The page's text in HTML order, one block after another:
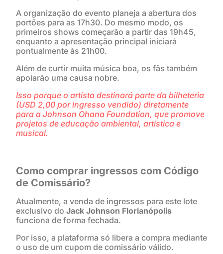
A organização do evento planeja a abertura dos
portões para as 17h30. Do mesmo modo, os
primeiros shows começarão a partir das 19h45,
enquanto a apresentação principal iniciará
pontualmente às 21h00.
Além de curtir muita música boa, os fãs também
apoiarão uma causa nobre.
Isso porque o artista destinará parte da bilheteria
(USD 2,00 por ingresso vendido) diretamente
para a Johnson Ohana Foundation, que promove
projetos de educação ambiental, artística e
musical.
Como comprar ingressos com Código
de Comissário?
Atualmente, a venda de ingressos para este lote
exclusivo do Jack Johnson Florianópolis
funciona de forma fechada.
Por isso, a plataforma só libera a compra mediante
o uso de um cupom de comissário válido.